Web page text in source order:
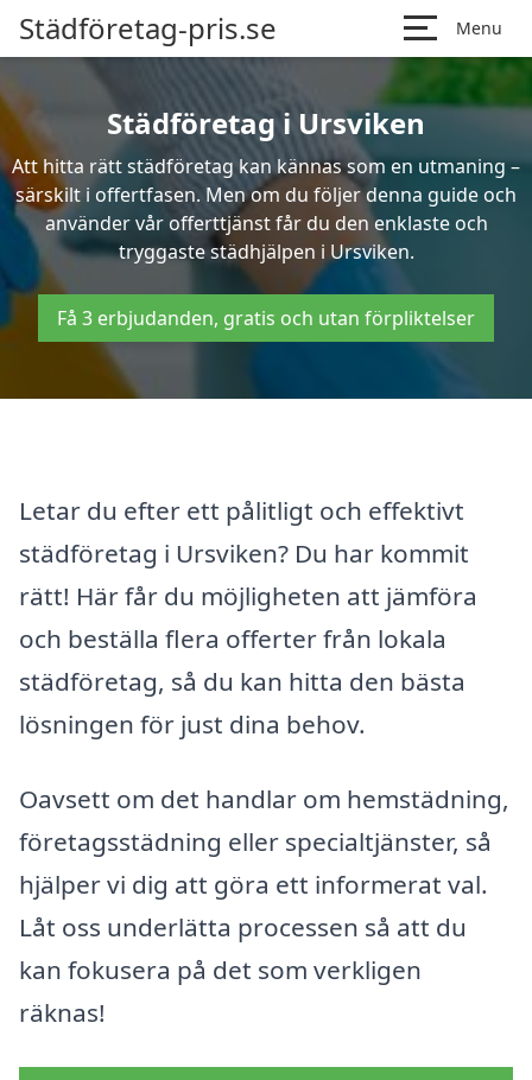
Städföretag-pris.se Menu
Städföretag i Ursviken
Att hitta rätt städföretag kan kännas som en utmaning –
särskilt i offertfasen. Men om du följer denna guide och
använder vår offerttjänst får du den enklaste och
tryggaste städhjälpen i Ursviken.
Få 3 erbjudanden, gratis och utan förpliktelser
Letar du efter ett pålitligt och effektivt
städföretag i Ursviken? Du har kommit
rätt! Här får du möjligheten att jämföra
och beställa flera offerter från lokala
städföretag, så du kan hitta den bästa
lösningen för just dina behov.
Oavsett om det handlar om hemstädning,
företagsstädning eller specialtjänster, så
hjälper vi dig att göra ett informerat val.
Låt oss underlätta processen så att du
kan fokusera på det som verkligen
räknas!